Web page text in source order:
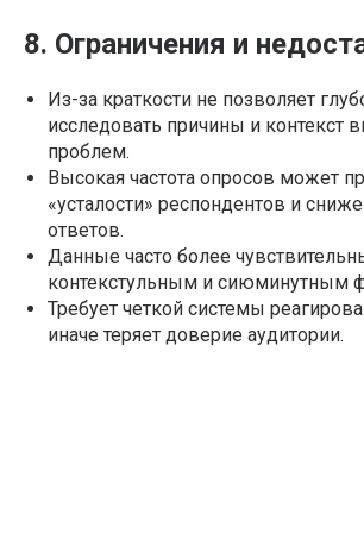
8. Ограничения и
Из-за краткости не позволяет
исследовать причины и контекст
проблем.
Высокая частота опросов может
«усталости» респондентов и
ответов.
Данные часто более
контекстульным и сиюминутным
Требует четкой системы
иначе теряет доверие аудитории.